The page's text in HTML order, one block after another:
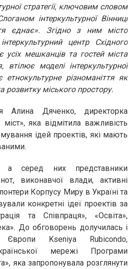
стратегії, ключовим словом
інтеркультурної Вінниці
єднає». Згідно з ним місто
центр Східного
усіх мешканців та гостей міста
втілює моделі інтеркультурної
етнокультурне різноманіття як
розвитку міського простору.
Алина Дяченко, директорка
міст», яка відмітила важливість
ідей проектів, які мають
а серед них представники
виконавчої влади, активні
Корпусу Миру в Україні та
конкретні ідеї проектів за
та Співпраця», «Освіта»,
До обговорень долучилась і
Kseniya Rubicondo,
мережі Програми
яка запропонувала розглянути